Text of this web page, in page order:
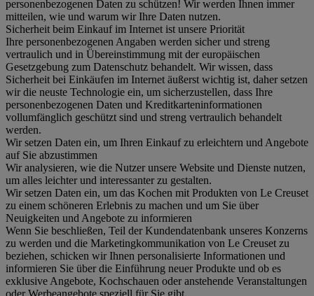
personenbezogenen Daten zu schützen! Wir werden Ihnen immer
mitteilen, wie und warum wir Ihre Daten nutzen.
Sicherheit beim Einkauf im Internet ist unsere Priorität
Ihre personenbezogenen Angaben werden sicher und streng
vertraulich und in Übereinstimmung mit der europäischen
Gesetzgebung zum Datenschutz behandelt. Wir wissen, dass
Sicherheit bei Einkäufen im Internet äußerst wichtig ist, daher setzen
wir die neuste Technologie ein, um sicherzustellen, dass Ihre
personenbezogenen Daten und Kreditkarteninformationen
vollumfänglich geschützt sind und streng vertraulich behandelt
werden.
Wir setzen Daten ein, um Ihren Einkauf zu erleichtern und Angebote
auf Sie abzustimmen
Wir analysieren, wie die Nutzer unsere Website und Dienste nutzen,
um alles leichter und interessanter zu gestalten.
Wir setzen Daten ein, um das Kochen mit Produkten von Le Creuset
zu einem schöneren Erlebnis zu machen und um Sie über
Neuigkeiten und Angebote zu informieren
Wenn Sie beschließen, Teil der Kundendatenbank unseres Konzerns
zu werden und die Marketingkommunikation von Le Creuset zu
beziehen, schicken wir Ihnen personalisierte Informationen und
informieren Sie über die Einführung neuer Produkte und ob es
exklusive Angebote, Kochschauen oder anstehende Veranstaltungen